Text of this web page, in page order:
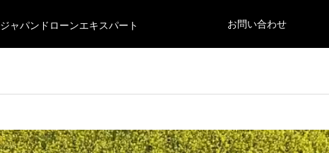
ジャパンドローンエキスパート お問い合わせ